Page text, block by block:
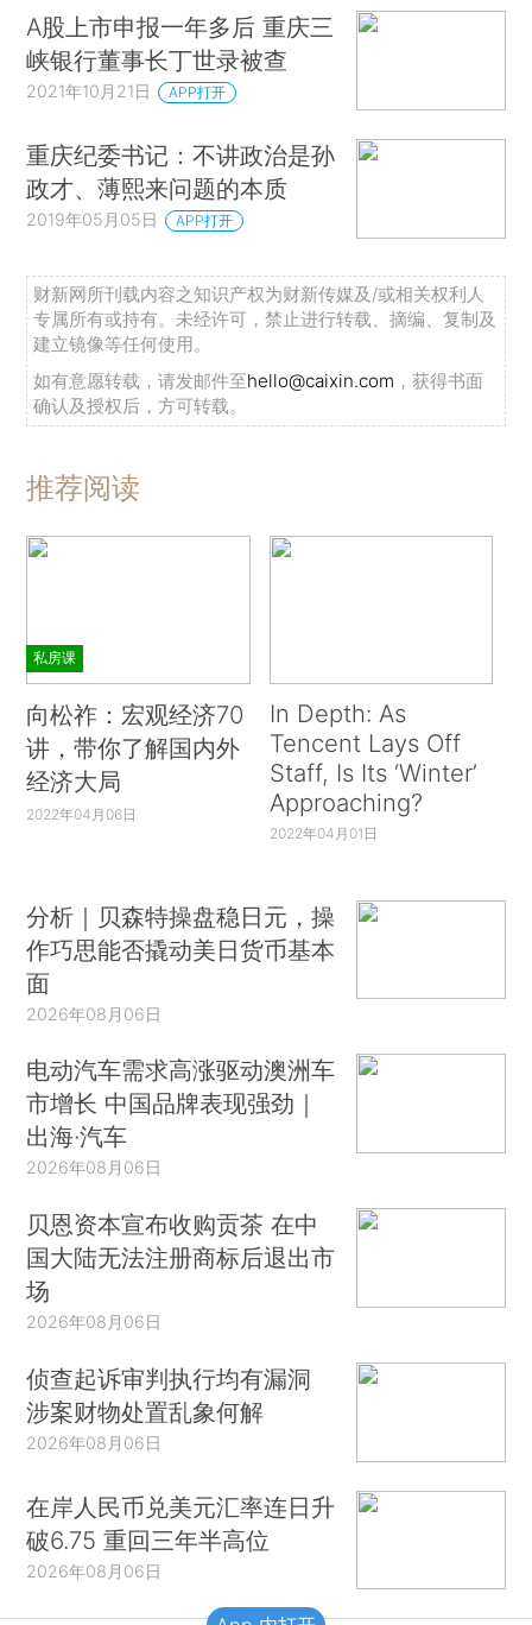
A股上市申报一年多后 重庆三
峡银行董事长丁世录被查
2021年10月21日 APP打开
重庆纪委书记：不讲政治是孙
政才、薄熙来问题的本质
2019年05月05日 APP打开
财新网所刊载内容之知识产权为财新传媒及/或相关权利人
专属所有或持有。未经许可，禁止进行转载、摘编、复制及
建立镜像等任何使用。
如有意愿转载，请发邮件至hello@caixin.com ，获得书面
确认及授权后，方可转载。
推荐阅读
私房课
向松祚：宏观经济70
讲，带你了解国内外
经济大局
2022年04月06日
In Depth: As
Tencent Lays Off
Staff, Is Its ‘Winter’
Approaching?
2022年04月01日
分析｜贝森特操盘稳日元，操
作巧思能否撬动美日货币基本
面
2026年08月06日
电动汽车需求高涨驱动澳洲车
市增长 中国品牌表现强劲｜
出海·汽车
2026年08月06日
贝恩资本宣布收购贡茶 在中
国大陆无法注册商标后退出市
场
2026年08月06日
侦查起诉审判执行均有漏洞
涉案财物处置乱象何解
2026年08月06日
在岸人民币兑美元汇率连日升
破6.75 重回三年半高位
2026年08月06日